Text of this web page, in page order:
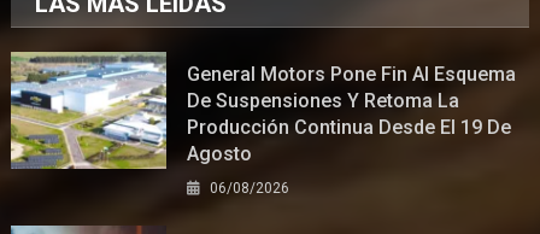
General Motors Pone Fin Al Esquema
De Suspensiones Y Retoma La
Producción Continua Desde El 19 De
Agosto
06/08/2026